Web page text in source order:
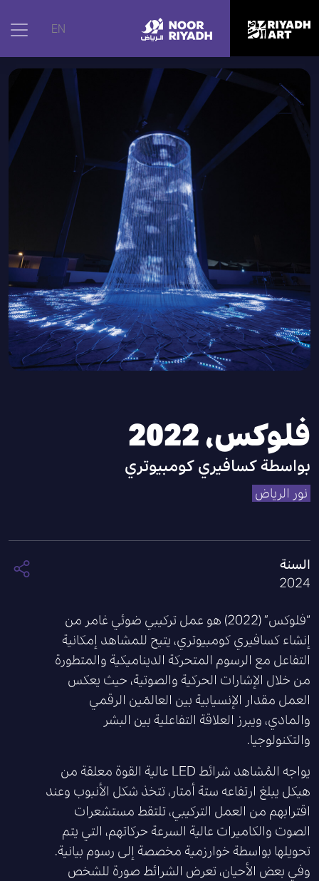
EN الرئيسية | الأعمال الفنية | فلوكس، 2022
فلوكس، 2022
بواسطةكسافيري كومبيوتري
نور الرياض
السنة
2024
“فلوكس” (2022) هو عمل تركيبي ضوئي غامر من
إنشاء كسافيري كومبيوتري، يتيح للمشاهد إمكانية
التفاعل مع الرسوم المتحركة الديناميكية والمتطورة
من خلال الإشارات الحركية والصوتية، حيث يعكس
العمل مقدار الإنسيابية بين العالمَين الرقمي
والمادي، ويبرز العلاقة التفاعلية بين البشر
والتكنولوجيا.
يواجه المُشاهد شرائط LED عالية القوة معلقة من
هيكل يبلغ ارتفاعه ستة أمتار، تتخذ شكل الأنبوب وعند
اقترابهم من العمل التركيبي، تلتقط مستشعرات
الصوت والكاميرات عالية السرعة حركاتهم، التي يتم
تحويلها بواسطة خوارزمية مخصصة إلى رسوم بيانية.
وفي بعض الأحيان، تعرض الشرائط صورة للشخص